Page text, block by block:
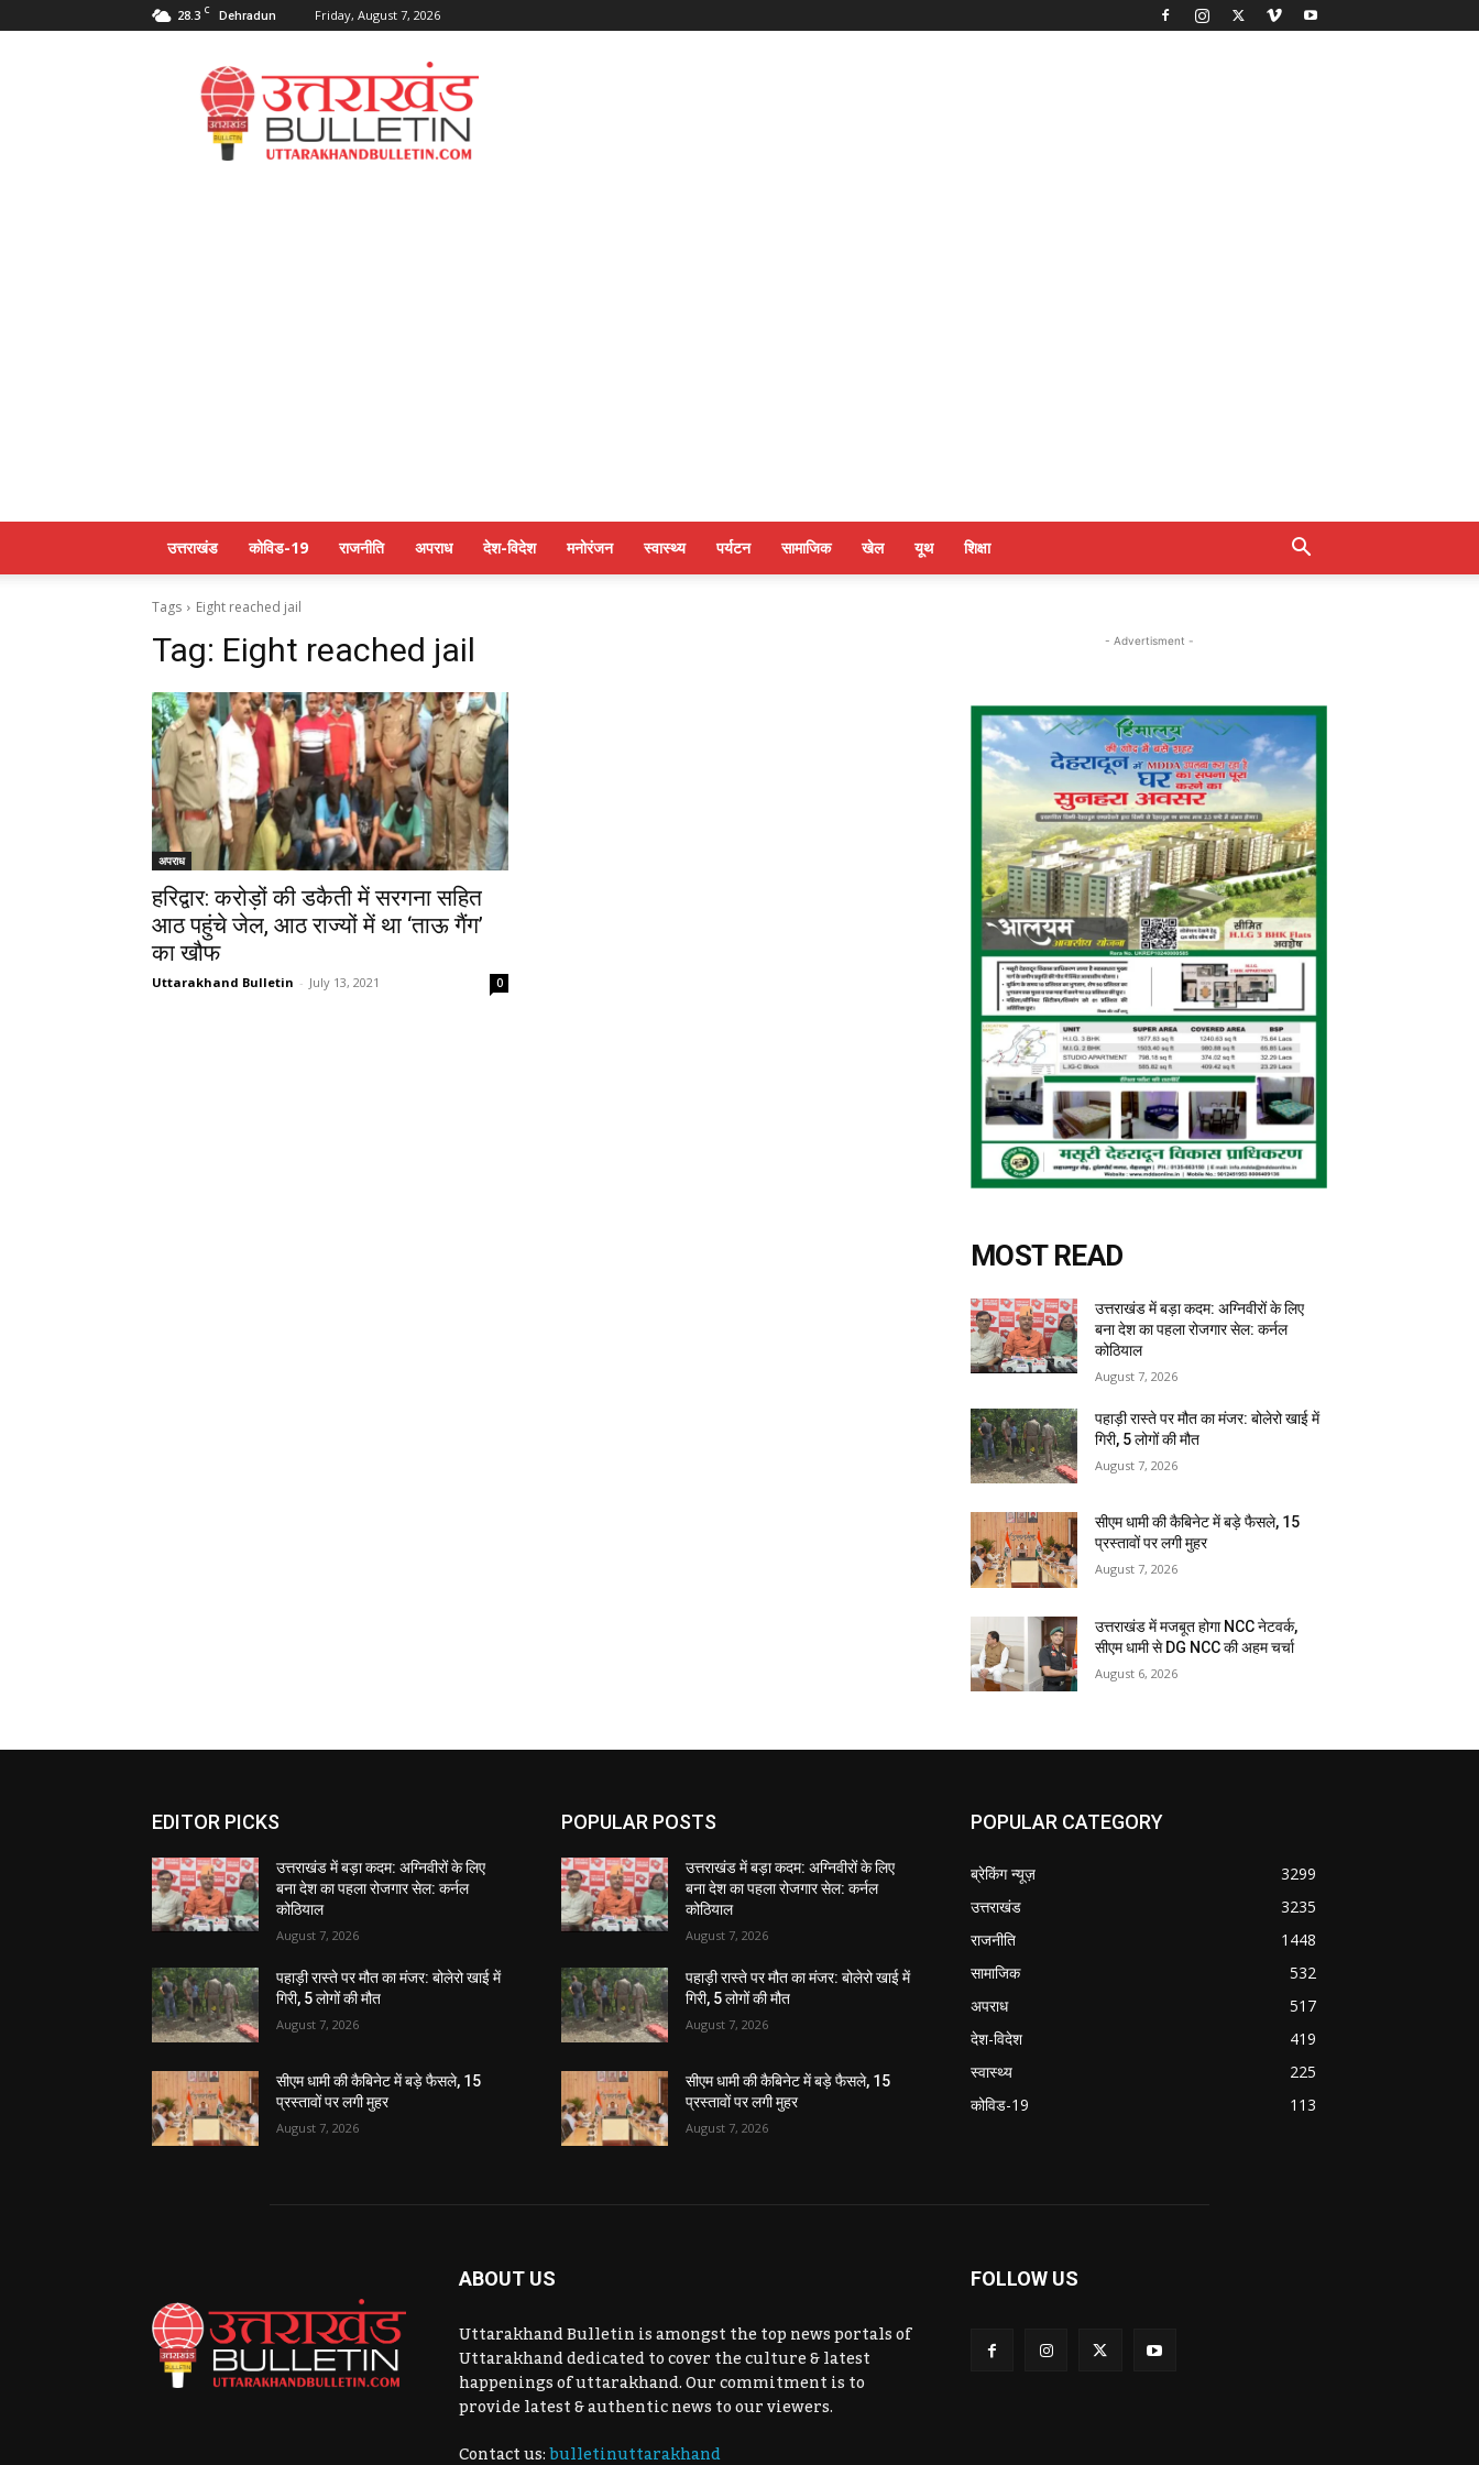
28.3 C Dehradun Friday, August 7, 2026
Uttarakahnd
Bulletin
उत्तराखंड कोविड-19 राजनीति अपराध देश-विदेश मनोरंजन स्वास्थ्य पर्यटन सामाजिक खेल यूथ शिक्षा
Tags Eight reached jail
Tag: Eight reached jail
अपराध
हरिद्वार: करोड़ों की डकैती में सरगना सहित
आठ पहुंचे जेल, आठ राज्यों में था ‘ताऊ गैंग’
का खौफ
Uttarakhand Bulletin - July 13, 2021 0
- Advertisment -
MOST READ
उत्तराखंड में बड़ा कदम: अग्निवीरों के लिए
बना देश का पहला रोजगार सेल: कर्नल
कोठियाल
August 7, 2026
पहाड़ी रास्ते पर मौत का मंजर: बोलेरो खाई में
गिरी, 5 लोगों की मौत
August 7, 2026
सीएम धामी की कैबिनेट में बड़े फैसले, 15
प्रस्तावों पर लगी मुहर
August 7, 2026
उत्तराखंड में मजबूत होगा NCC नेटवर्क,
सीएम धामी से DG NCC की अहम चर्चा
August 6, 2026
EDITOR PICKS
उत्तराखंड में बड़ा कदम: अग्निवीरों के लिए
बना देश का पहला रोजगार सेल: कर्नल
कोठियाल
August 7, 2026
पहाड़ी रास्ते पर मौत का मंजर: बोलेरो खाई में
गिरी, 5 लोगों की मौत
August 7, 2026
सीएम धामी की कैबिनेट में बड़े फैसले, 15
प्रस्तावों पर लगी मुहर
August 7, 2026
POPULAR POSTS
उत्तराखंड में बड़ा कदम: अग्निवीरों के लिए
बना देश का पहला रोजगार सेल: कर्नल
कोठियाल
August 7, 2026
पहाड़ी रास्ते पर मौत का मंजर: बोलेरो खाई में
गिरी, 5 लोगों की मौत
August 7, 2026
सीएम धामी की कैबिनेट में बड़े फैसले, 15
प्रस्तावों पर लगी मुहर
August 7, 2026
POPULAR CATEGORY
ब्रेकिंग न्यूज़
3299
उत्तराखंड
3235
राजनीति
1448
सामाजिक
532
अपराध
517
देश-विदेश
419
स्वास्थ्य
225
कोविड-19
113
ABOUT US
Uttarakhand Bulletin is amongst the top news portals of
Uttarakhand dedicated to cover the culture & latest
happenings of uttarakhand. Our commitment is to
provide latest & authentic news to our viewers.
Contact us:bulletinuttarakhand
FOLLOW US